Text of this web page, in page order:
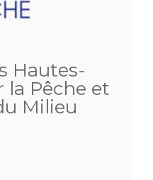
Hautes-
la Pêche et
Milieu